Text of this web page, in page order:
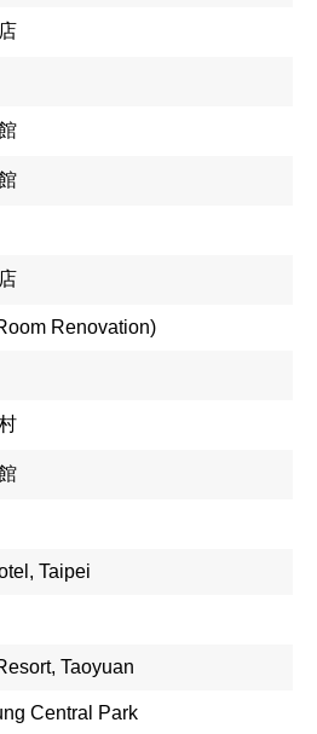
Renovation)
Taipei
Taoyuan
Central Park